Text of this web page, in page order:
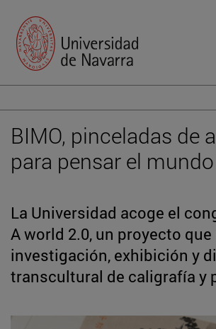
BIMO, pinceladas de
para pensar el
La Universidad acoge el
A world 2.0, un proyecto
investigación, exhibición y
transcultural de caligrafía y